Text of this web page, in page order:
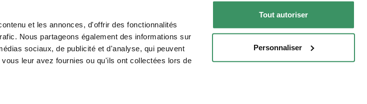
et les annonces, d'offrir des fonctionnalités
Nous partageons également des informations sur
sociaux, de publicité et d'analyse, qui peuvent
leur avez fournies ou qu'ils ont collectées lors de
Tout autoriser
Personnaliser
s’abonner maintenant